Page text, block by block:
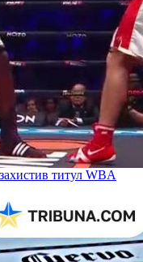
титул WBA